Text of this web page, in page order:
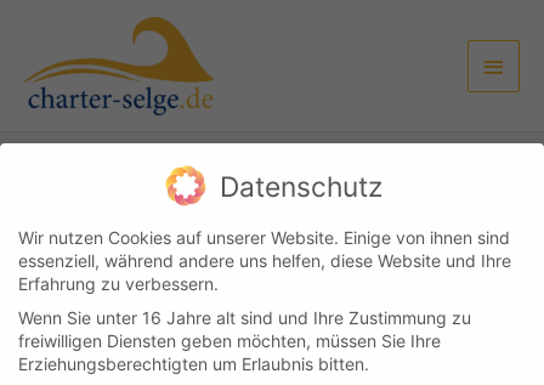
springen
Kundenlogin Kontakt Impressum & Datenschutz AGB
Copyright © 2026
Cookie-Einstellungen
Datenschutz
Wir nutzen Cookies auf unserer Website. Einige von ihnen sind
essenziell, während andere uns helfen, diese Website und Ihre
Erfahrung zu verbessern.
Wenn Sie unter 16 Jahre alt sind und Ihre Zustimmung zu
freiwilligen Diensten geben möchten, müssen Sie Ihre
Erziehungsberechtigten um Erlaubnis bitten.